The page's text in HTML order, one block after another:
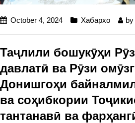
October 4, 2024 Хабархо by
Таҷлили бошукӯҳи
давлатӣ ва Рӯзи
Донишгоҳи
ва соҳибкории
тантанавӣ ва